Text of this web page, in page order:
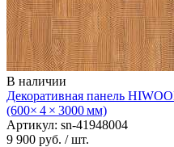
В наличии
Декоративная панель
(600× 4 × 3000 мм)
Артикул: sn-41948004
9 900 руб. / шт.